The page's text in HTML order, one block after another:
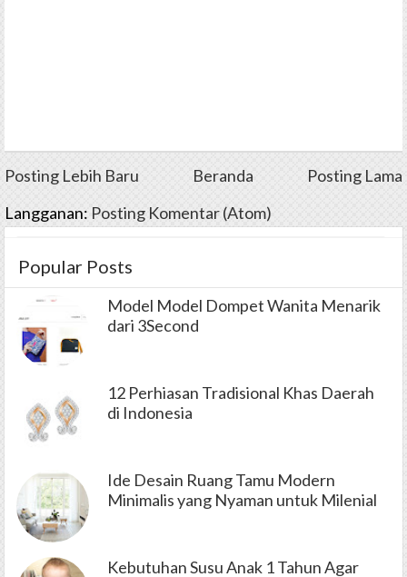
Posting Lebih Baru Beranda
Posting Lama
Langganan: Posting Komentar (Atom)
Popular Posts
Model Model Dompet Wanita Menarik
dari 3Second
12 Perhiasan Tradisional Khas Daerah
di Indonesia
Ide Desain Ruang Tamu Modern
Minimalis yang Nyaman untuk Milenial
Kebutuhan Susu Anak 1 Tahun Agar